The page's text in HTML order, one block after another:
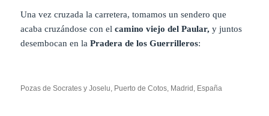
Una vez cruzada la carretera, tomamos un sendero que
acaba cruzándose con elcamino viejo del Paular, y juntos
desembocan en laPradera de los Guerrilleros:
Pozas de Socrates y Joselu, Puerto de Cotos, Madrid, España